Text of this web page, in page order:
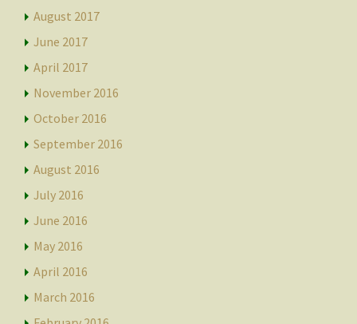
August 2017
June 2017
April 2017
November 2016
October 2016
September 2016
August 2016
July 2016
June 2016
May 2016
April 2016
March 2016